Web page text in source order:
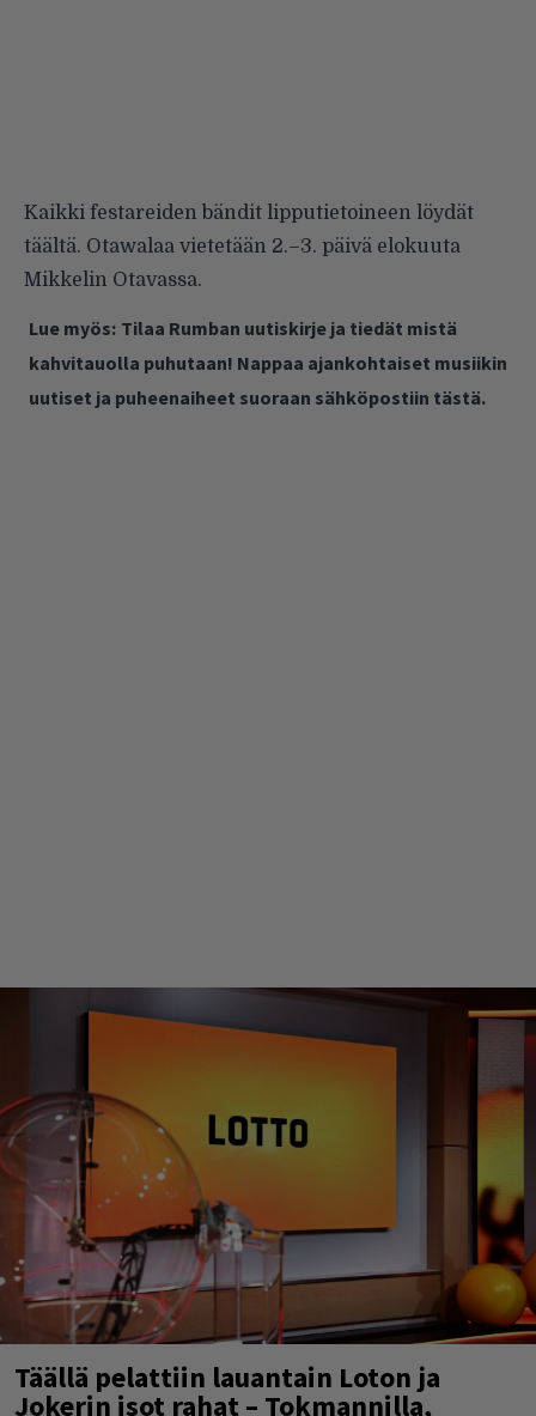
Kaikki festareiden bändit lipputietoineen löydät
täältä. Otawalaa vietetään 2.–3. päivä elokuuta
Mikkelin Otavassa.
Lue myös: Tilaa Rumban uutiskirje ja tiedät mistä
kahvitauolla puhutaan! Nappaa ajankohtaiset musiikin
uutiset ja puheenaiheet suoraan sähköpostiin tästä.
Täällä pelattiin lauantain Loton ja
Jokerin isot rahat – Tokmannilla,